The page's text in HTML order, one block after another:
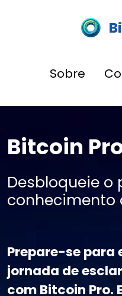
Sobre
Bitcoin
Desbloqueie o
conhecimento
Prepare-se para
jornada de
com Bitcoin Pro.